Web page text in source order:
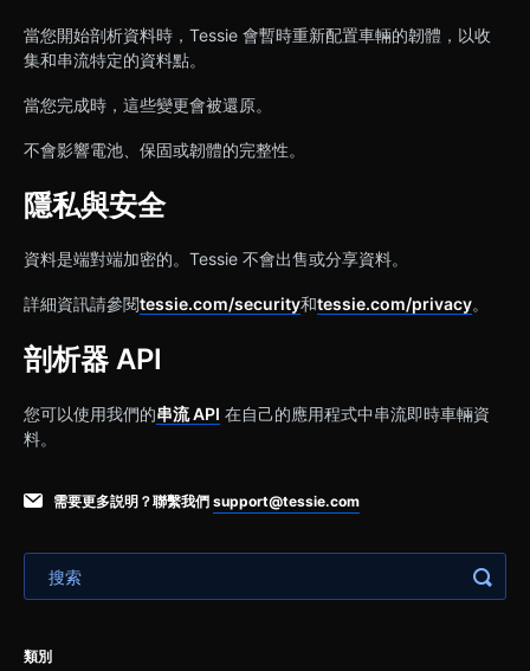
當您開始剖析資料時，Tessie 會暫時重新配置車輛的韌體，以收
集和串流特定的資料點。
當您完成時，這些變更會被還原。
不會影響電池、保固或韌體的完整性。
隱私與安全
資料是端對端加密的。Tessie 不會出售或分享資料。
詳細資訊請參閱tessie.com/security和tessie.com/privacy。
剖析器 API
您可以使用我們的串流 API 在自己的應用程式中串流即時車輛資
料。
需要更多説明？聯繫我們 support@tessie.com
類別